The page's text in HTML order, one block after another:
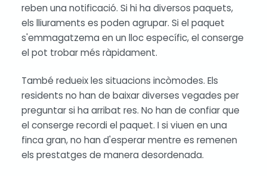
reben una notificació. Si hi ha diversos paquets,
els lliuraments es poden agrupar. Si el paquet
s'emmagatzema en un lloc específic, el conserge
el pot trobar més ràpidament.
També redueix les situacions incòmodes. Els
residents no han de baixar diverses vegades per
preguntar si ha arribat res. No han de confiar que
el conserge recordi el paquet. I si viuen en una
finca gran, no han d'esperar mentre es remenen
els prestatges de manera desordenada.